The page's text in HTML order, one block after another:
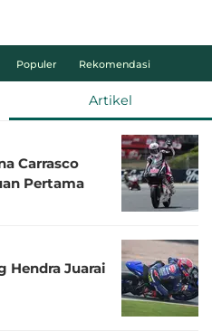
Populer Rekomendasi
Artikel
Carrasco
Pertama
Hendra Juarai